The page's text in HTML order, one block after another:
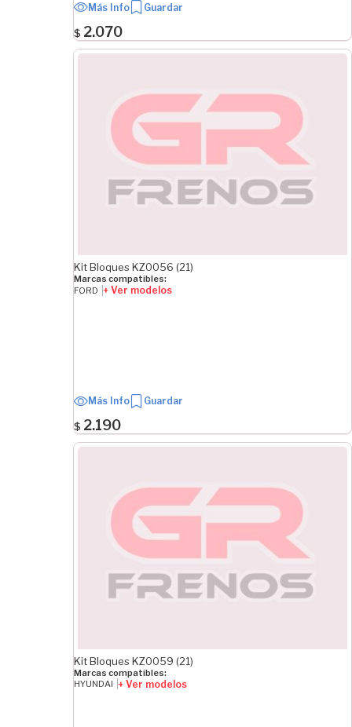
Más Info Guardar
$ 2.070
Kit Bloques KZ0056 (21)
Marcas compatibles:
FORD + Ver modelos
Más Info Guardar
$ 2.190
Kit Bloques KZ0059 (21)
Marcas compatibles:
HYUNDAI + Ver modelos